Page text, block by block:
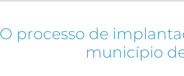
O processo de
município